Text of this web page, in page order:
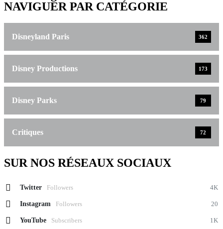
NAVIGUER PAR CATÉGORIE
Disneyland Paris 362
Disney Productions 173
Disney Parks 79
Critiques 72
SUR NOS RÉSEAUX SOCIAUX
Twitter 4K
Followers
Instagram 20
Followers
YouTube 1K
Subscribers